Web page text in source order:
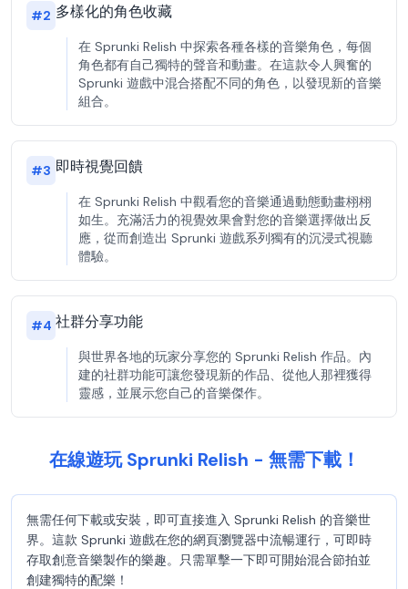
#2 多樣化的角色收藏
在 Sprunki Relish 中探索各種各樣的音樂角色，每個
角色都有自己獨特的聲音和動畫。在這款令人興奮的
Sprunki 遊戲中混合搭配不同的角色，以發現新的音樂
組合。
#3 即時視覺回饋
在 Sprunki Relish 中觀看您的音樂通過動態動畫栩栩
如生。充滿活力的視覺效果會對您的音樂選擇做出反
應，從而創造出 Sprunki 遊戲系列獨有的沉浸式視聽
體驗。
#4 社群分享功能
與世界各地的玩家分享您的 Sprunki Relish 作品。內
建的社群功能可讓您發現新的作品、從他人那裡獲得
靈感，並展示您自己的音樂傑作。
在線遊玩 Sprunki Relish - 無需下載！
無需任何下載或安裝，即可直接進入 Sprunki Relish 的音樂世
界。這款 Sprunki 遊戲在您的網頁瀏覽器中流暢運行，可即時
存取創意音樂製作的樂趣。只需單擊一下即可開始混合節拍並
創建獨特的配樂！